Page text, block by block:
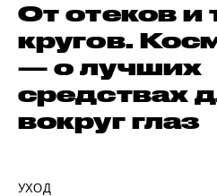
От отеков и
кругов.
— о лучших
средствах
вокруг глаз
УХОД